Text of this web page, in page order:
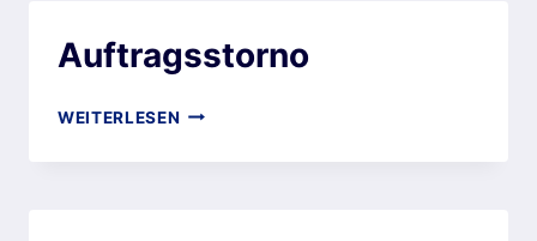
Auftragsstorno
WEITERLESEN